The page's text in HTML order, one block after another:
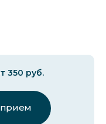
350 руб.
прием